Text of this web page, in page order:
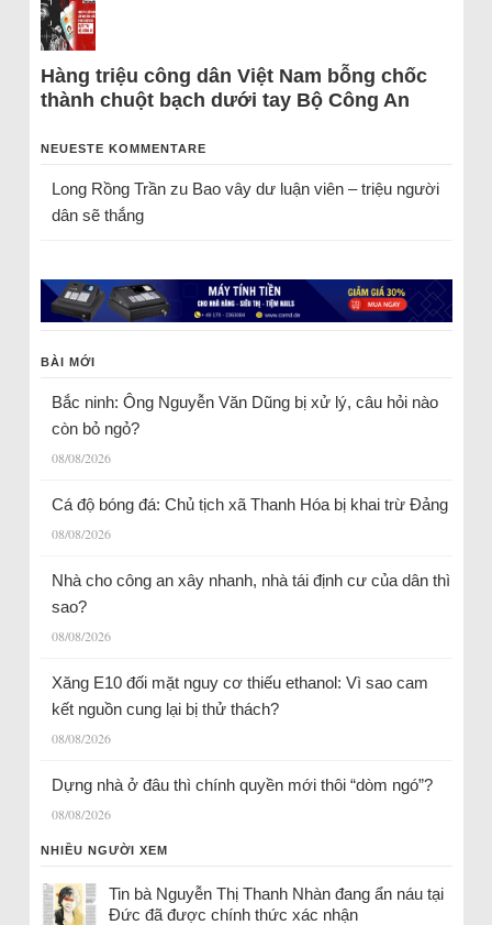
Hàng triệu công dân Việt Nam bỗng chốc
thành chuột bạch dưới tay Bộ Công An
NEUESTE KOMMENTARE
Long Rồng Trầnzu Bao vây dư luận viên – triệu người
dân sẽ thắng
BÀI MỚI
Bắc ninh: Ông Nguyễn Văn Dũng bị xử lý, câu hỏi nào
còn bỏ ngỏ?
08/08/2026
Cá độ bóng đá: Chủ tịch xã Thanh Hóa bị khai trừ Đảng
08/08/2026
Nhà cho công an xây nhanh, nhà tái định cư của dân thì
sao?
08/08/2026
Xăng E10 đối mặt nguy cơ thiếu ethanol: Vì sao cam
kết nguồn cung lại bị thử thách?
08/08/2026
Dựng nhà ở đâu thì chính quyền mới thôi “dòm ngó”?
08/08/2026
NHIỀU NGƯỜI XEM
Tin bà Nguyễn Thị Thanh Nhàn đang ẩn náu tại
Đức đã được chính thức xác nhận